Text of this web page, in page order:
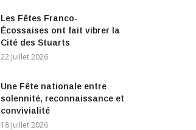
Les Fêtes Franco-
Écossaises ont fait vibrer la
Cité des Stuarts
22 Juillet 2026
Une Fête nationale entre
solennité, reconnaissance et
convivialité
18 Juillet 2026